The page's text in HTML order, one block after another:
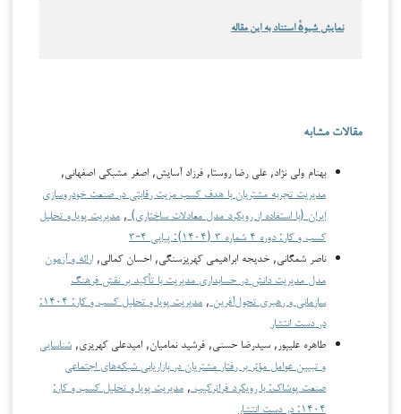
نمایش شیوهٔ استناد به این مقاله
مقالات مشابه
بهنام ولی نژاد, علی رضا روستا, فرزاد آسایش, اصغر مشبکی اصفهانی,
مدیریت تجربه مشتریان با هدف کسب مزیت رقابتی در صنعت خودروسازی
ایران (با استفاده از رویکرد مدل معادلات ساختاری) , مدیریت پویا و تحلیل
کسب و کار: دوره ۴ شماره ۳ (۱۴۰۴): پیاپی ۴-۳
ناصر شمگانی, خدیجه ابراهیمی کهریزسنگی, احسان کمالی, ارائه و آزمون
مدل مدیریت دانش در حسابداری مدیریت با تأکید بر نقش فرهنگ
سازمانی و رهبری تحول‌آفرین ,
مدیریت پویا و تحلیل کسب و کار: ۱۴۰۴:
در دست انتشار
طاهره علیپور, سیدرضا حسنی, فرشید نمامیان, امیدعلی کهریزی, شناسایی
و تبیین عوامل مؤثر بر رفتار مشتریان در بازاریابی شبکه‌های اجتماعی
صنعت پوشاک: با رویکرد فراترکیب , مدیریت پویا و تحلیل کسب و کار:
۱۴۰۴: در دست انتشار